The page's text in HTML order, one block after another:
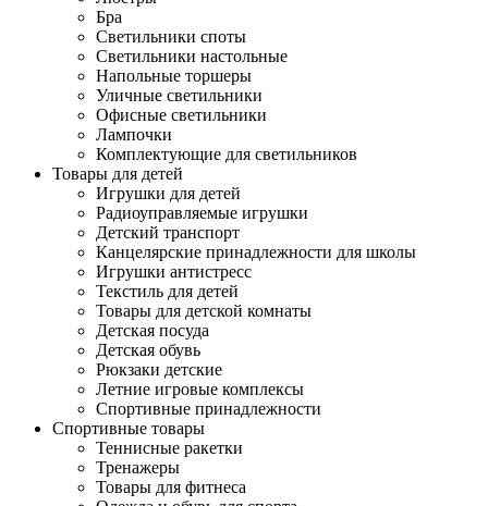
Бра
Светильники споты
Светильники настольные
Напольные торшеры
Уличные светильники
Офисные светильники
Лампочки
Комплектующие для светильников
Товары для детей
Игрушки для детей
Радиоуправляемые игрушки
Детский транспорт
Канцелярские принадлежности для школы
Игрушки антистресс
Текстиль для детей
Товары для детской комнаты
Детская посуда
Детская обувь
Рюкзаки детские
Летние игровые комплексы
Спортивные принадлежности
Спортивные товары
Теннисные ракетки
Тренажеры
Товары для фитнеса